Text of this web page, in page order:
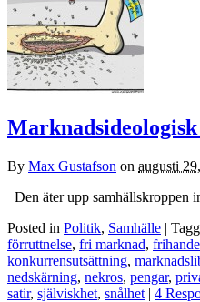
By Max Gustafson on augusti
Den äter upp samhällskroppen
Posted in Politik, Samhälle |
förruttnelse, fri marknad,
konkurrensutsättning,
nedskärning, nekros, pengar,
satir, själviskhet, snålhet | 4